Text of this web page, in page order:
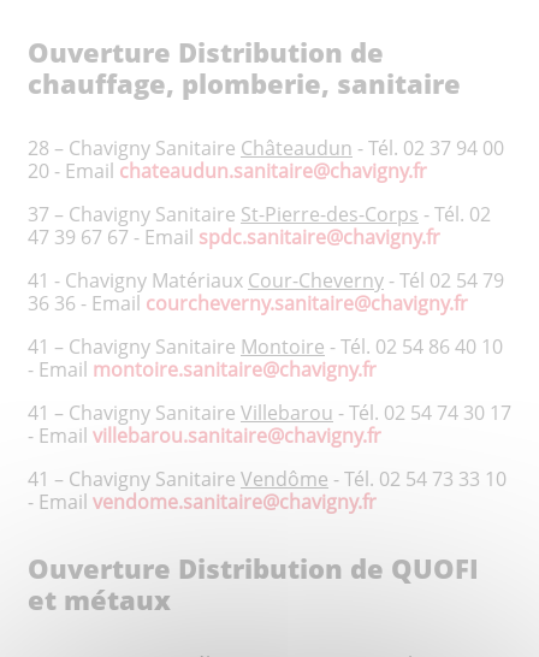
Ouverture Distribution de
chauffage, plomberie, sanitaire
28 – Chavigny Sanitaire Châteaudun - Tél. 02 37 94 00
20 - Email chateaudun.sanitaire@chavigny.fr
37 – Chavigny Sanitaire St-Pierre-des-Corps - Tél. 02
47 39 67 67 - Email spdc.sanitaire@chavigny.fr
41 - Chavigny Matériaux Cour-Cheverny - Tél 02 54 79
36 36 - Email courcheverny.sanitaire@chavigny.fr
41 – Chavigny Sanitaire Montoire - Tél. 02 54 86 40 10
- Email montoire.sanitaire@chavigny.fr
41 – Chavigny Sanitaire Villebarou - Tél. 02 54 74 30 17
- Email villebarou.sanitaire@chavigny.fr
41 – Chavigny Sanitaire Vendôme - Tél. 02 54 73 33 10
- Email vendome.sanitaire@chavigny.fr
Ouverture Distribution de QUOFI
et métaux